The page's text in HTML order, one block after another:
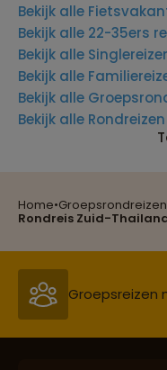
Home•Groepsrondreizen
Rondreis Zuid-
Bekijk alle
Bekijk alle 22-35ers
Bekijk alle
Bekijk alle
Bekijk alle
Bekijk alle
Reizen met
Groepsreizen